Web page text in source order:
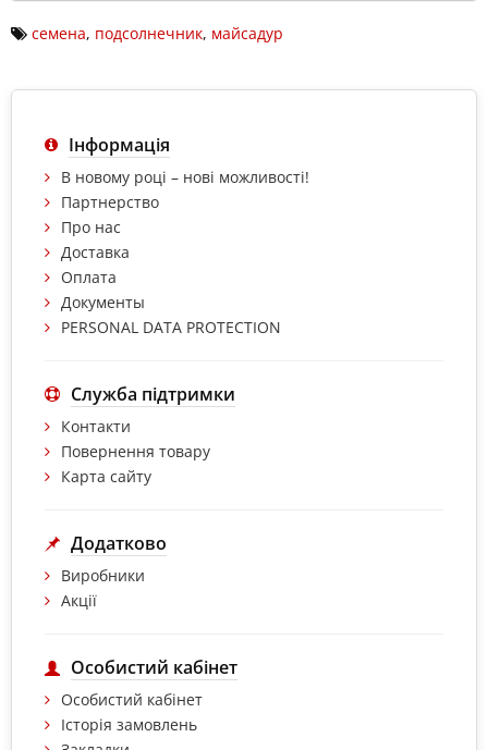
семена, подсолнечник, майсадур
Інформація
В новому році – нові можливості!
Партнерство
Про нас
Доставка
Оплата
Документы
PERSONAL DATA PROTECTION
Служба підтримки
Контакти
Повернення товару
Карта сайту
Додатково
Виробники
Акції
Особистий кабінет
Особистий кабінет
Історія замовлень